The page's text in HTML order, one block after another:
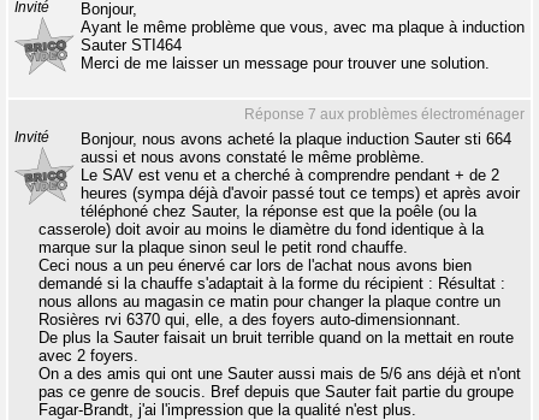
Invité
Bonjour,
Ayant le même problème que vous, avec ma plaque à induction
Sauter STI464
Merci de me laisser un message pour trouver une solution.
Réponse 7 aux problèmes électroménager
Invité
Bonjour, nous avons acheté la plaque induction Sauter sti 664
aussi et nous avons constaté le même problème.
Le SAV est venu et a cherché à comprendre pendant + de 2
heures (sympa déjà d'avoir passé tout ce temps) et après avoir
téléphoné chez Sauter, la réponse est que la poêle (ou la
casserole) doit avoir au moins le diamètre du fond identique à la
marque sur la plaque sinon seul le petit rond chauffe.
Ceci nous a un peu énervé car lors de l'achat nous avons bien
demandé si la chauffe s'adaptait à la forme du récipient : Résultat :
nous allons au magasin ce matin pour changer la plaque contre un
Rosières rvi 6370 qui, elle, a des foyers auto-dimensionnant.
De plus la Sauter faisait un bruit terrible quand on la mettait en route
avec 2 foyers.
On a des amis qui ont une Sauter aussi mais de 5/6 ans déjà et n'ont
pas ce genre de soucis. Bref depuis que Sauter fait partie du groupe
Fagar-Brandt, j'ai l'impression que la qualité n'est plus.